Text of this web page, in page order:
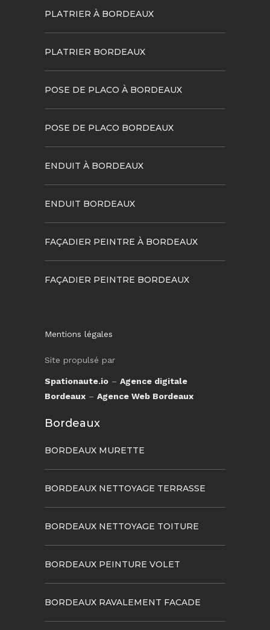
PLATRIER À BORDEAUX
PLATRIER BORDEAUX
POSE DE PLACO À BORDEAUX
POSE DE PLACO BORDEAUX
ENDUIT À BORDEAUX
ENDUIT BORDEAUX
FAÇADIER PEINTRE À BORDEAUX
FAÇADIER PEINTRE BORDEAUX
Mentions légales
Site propulsé par
Spationaute.io – Agence digitale
Bordeaux – Agence Web Bordeaux
Bordeaux
BORDEAUX MURETTE
BORDEAUX NETTOYAGE TERRASSE
BORDEAUX NETTOYAGE TOITURE
BORDEAUX PEINTURE VOLET
BORDEAUX RAVALEMENT FACADE